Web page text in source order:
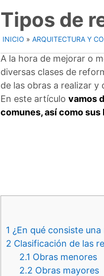
Tipos de
INICIO » ARQUITECTURA Y
A la hora de mejorar o
diversas clases de
de las obras a realizar y
En este artículo vamos
comunes, así como
1 ¿En qué consiste
2 Clasificación de las
2.1 Obras menores
2.2 Obras mayores